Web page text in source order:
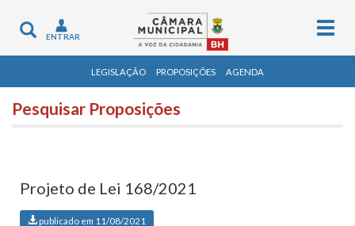
Toggle
navigation
ENTRAR
LEGISLAÇÃO PROPOSIÇÕES AGENDA
Pesquisar Proposições
Projeto de Lei 168/2021
publicado em 11/08/2021